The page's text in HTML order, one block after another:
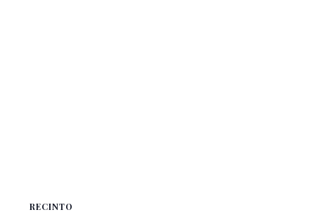
RECINTO